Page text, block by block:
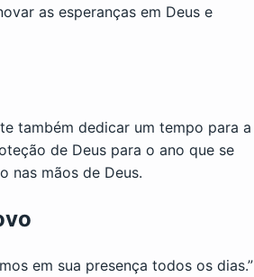
as esperanças em Deus e
também dedicar um tempo para a
de Deus para o ano que se
nas mãos de Deus.
em sua presença todos os dias.”